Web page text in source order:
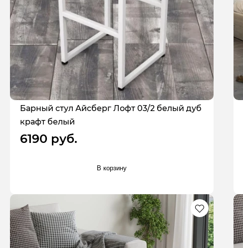
Барный стул Айсберг Лофт 03/2 белый дуб
крафт белый
6190 руб.
В корзину